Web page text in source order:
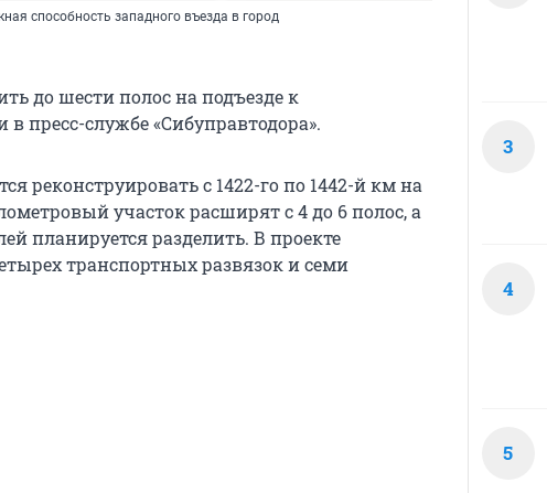
способность западного въезда в город
до шести полос на подъезде к
пресс-службе «Сибуправтодора».
реконструировать с 1422-го по 1442-й км на
участок расширят с 4 до 6 полос, а
планируется разделить. В проекте
транспортных развязок и семи
3
4
5